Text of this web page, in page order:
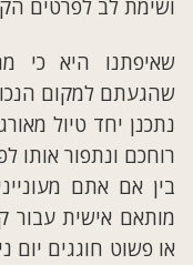
ושימת לב לפרטים
שאיפתנו היא כי
שהגעתם למקום
נתכנן יחד טיול
רוחכם ונתפור אותו
בין אם אתם
מותאם אישית עבור
או פשוט חוגגים יום